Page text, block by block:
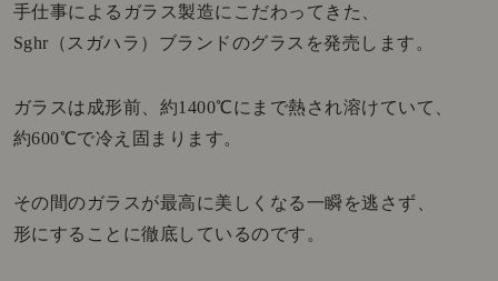
手仕事によるガラス製造にこだわってきた、
Sghr（スガハラ）ブランドのグラスを発売します。
ガラスは成形前、約1400℃にまで熱され溶けていて、
約600℃で冷え固まります。
その間のガラスが最高に美しくなる一瞬を逃さず、
形にすることに徹底しているのです。